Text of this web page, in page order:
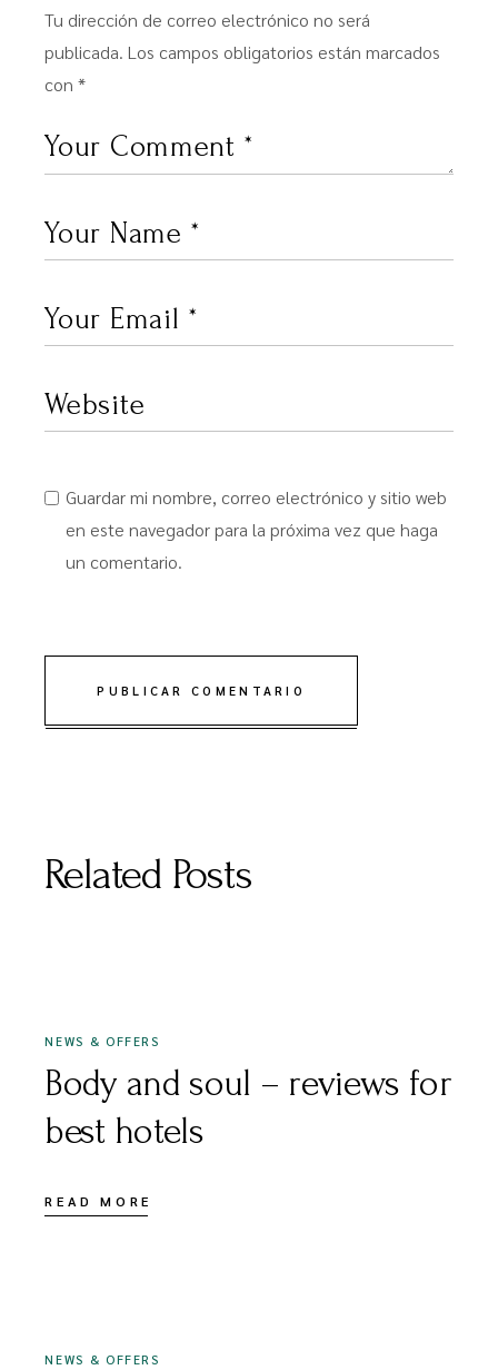
Tu dirección de correo electrónico no será
publicada. Los campos obligatorios están marcados
con*
Guardar mi nombre, correo electrónico y sitio web
en este navegador para la próxima vez que haga
un comentario.
PUBLICAR COMENTARIO
Related Posts
NEWS & OFFERS
Body and soul – reviews for
best hotels
READ MORE
NEWS & OFFERS